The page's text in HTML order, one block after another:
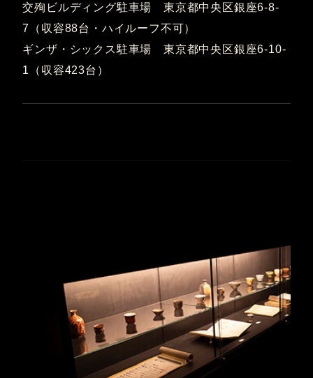
交殉ビルディング駐車場 東京都中央区銀座6-8-
7（収容88台・ハイルーフ不可）
ギンザ・シックス駐車場 東京都中央区銀座6-10-
1（収容423台）